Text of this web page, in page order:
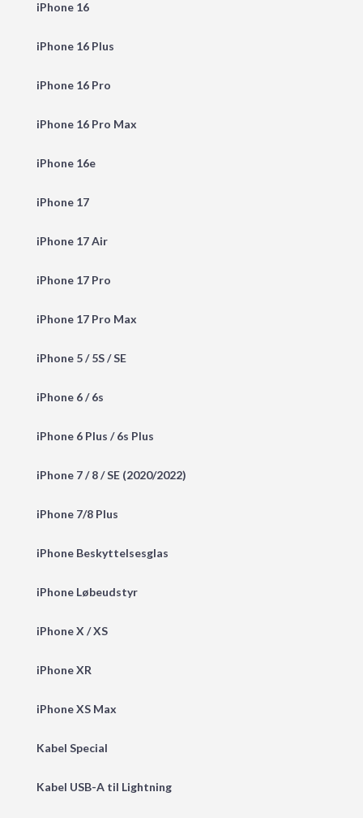
iPhone 16
iPhone 16 Plus
iPhone 16 Pro
iPhone 16 Pro Max
iPhone 16e
iPhone 17
iPhone 17 Air
iPhone 17 Pro
iPhone 17 Pro Max
iPhone 5 / 5S / SE
iPhone 6 / 6s
iPhone 6 Plus / 6s Plus
iPhone 7 / 8 / SE (2020/2022)
iPhone 7/8 Plus
iPhone Beskyttelsesglas
iPhone Løbeudstyr
iPhone X / XS
iPhone XR
iPhone XS Max
Kabel Special
Kabel USB-A til Lightning